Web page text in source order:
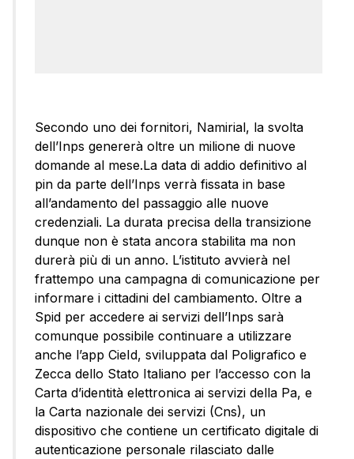
Secondo uno dei fornitori, Namirial, la svolta
dell’Inps genererà oltre un milione di nuove
domande al mese.La data di addio definitivo al
pin da parte dell’Inps verrà fissata in base
all’andamento del passaggio alle nuove
credenziali. La durata precisa della transizione
dunque non è stata ancora stabilita ma non
durerà più di un anno. L’istituto avvierà nel
frattempo una campagna di comunicazione per
informare i cittadini del cambiamento. Oltre a
Spid per accedere ai servizi dell’Inps sarà
comunque possibile continuare a utilizzare
anche l’app CieId, sviluppata dal Poligrafico e
Zecca dello Stato Italiano per l’accesso con la
Carta d’identità elettronica ai servizi della Pa, e
la Carta nazionale dei servizi (Cns), un
dispositivo che contiene un certificato digitale di
autenticazione personale rilasciato dalle